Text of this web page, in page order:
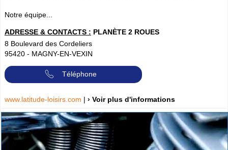
Notre équipe...
ADRESSE & CONTACTS : PLANÈTE 2 ROUES
8 Boulevard des Cordeliers
95420 - MAGNY-EN-VEXIN
Téléphone
www.latitude-loisirs.com | › Voir plus d'informations